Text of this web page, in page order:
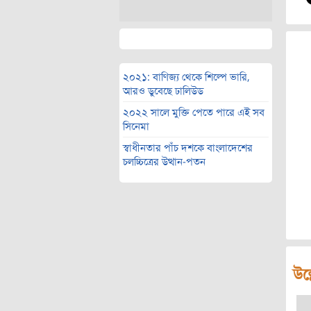
২০২১: বাণিজ্য থেকে শিল্পে ভারি,
আরও ডুবেছে ঢালিউড
২০২২ সালে মুক্তি পেতে পারে এই সব
সিনেমা
স্বাধীনতার পাঁচ দশকে বাংলাদেশের
চলচ্চিত্রের উত্থান-পতন